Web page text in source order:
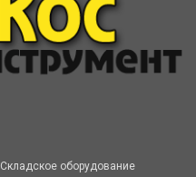
Складское оборудование